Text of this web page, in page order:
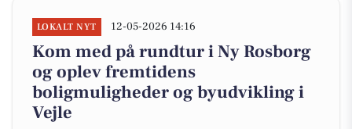
LOKALT NYT 12-05-2026 14:16
Kom med på rundtur i Ny Rosborg
og oplev fremtidens
boligmuligheder og byudvikling i
Vejle